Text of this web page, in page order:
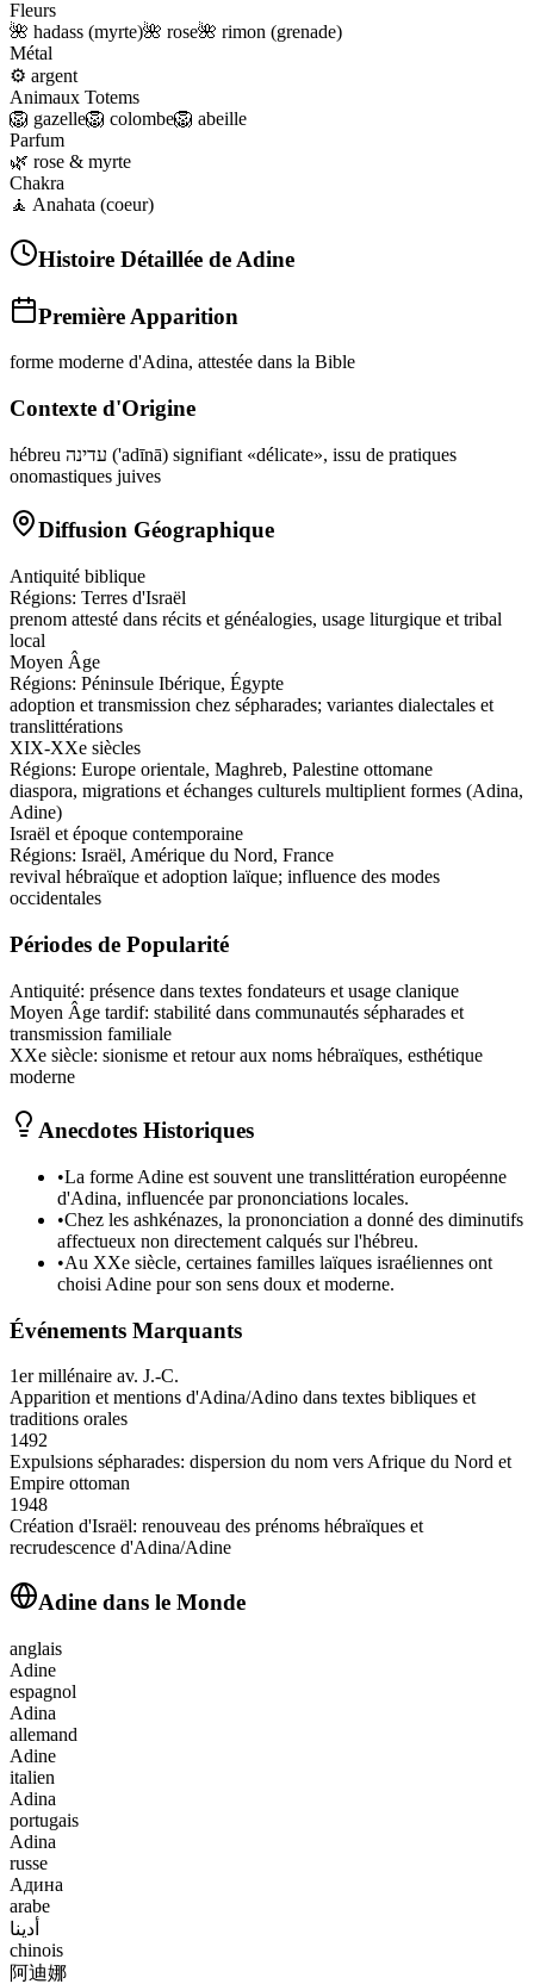
Fleurs
🌺 hadass (myrte)🌺 rose🌺 rimon (grenade)
Métal
⚙️ argent
Animaux Totems
🦁 gazelle🦁 colombe🦁 abeille
Parfum
🌿 rose & myrte
Chakra
🧘 Anahata (coeur)
Histoire Détaillée de Adine
Première Apparition
forme moderne d'Adina, attestée dans la Bible
Contexte d'Origine
hébreu עדינה ('adīnā) signifiant «délicate», issu de pratiques
onomastiques juives
Diffusion Géographique
Antiquité biblique
Régions: Terres d'Israël
prenom attesté dans récits et généalogies, usage liturgique et tribal
local
Moyen Âge
Régions: Péninsule Ibérique, Égypte
adoption et transmission chez sépharades; variantes dialectales et
translittérations
XIX-XXe siècles
Régions: Europe orientale, Maghreb, Palestine ottomane
diaspora, migrations et échanges culturels multiplient formes (Adina,
Adine)
Israël et époque contemporaine
Régions: Israël, Amérique du Nord, France
revival hébraïque et adoption laïque; influence des modes
occidentales
Périodes de Popularité
Antiquité: présence dans textes fondateurs et usage clanique
Moyen Âge tardif: stabilité dans communautés sépharades et
transmission familiale
XXe siècle: sionisme et retour aux noms hébraïques, esthétique
moderne
Anecdotes Historiques
•La forme Adine est souvent une translittération européenne
d'Adina, influencée par prononciations locales.
•Chez les ashkénazes, la prononciation a donné des diminutifs
affectueux non directement calqués sur l'hébreu.
•Au XXe siècle, certaines familles laïques israéliennes ont
choisi Adine pour son sens doux et moderne.
Événements Marquants
1er millénaire av. J.-C.
Apparition et mentions d'Adina/Adino dans textes bibliques et
traditions orales
1492
Expulsions sépharades: dispersion du nom vers Afrique du Nord et
Empire ottoman
1948
Création d'Israël: renouveau des prénoms hébraïques et
recrudescence d'Adina/Adine
Adine dans le Monde
anglais
Adine
espagnol
Adina
allemand
Adine
italien
Adina
portugais
Adina
russe
Адина
arabe
أدينا
chinois
阿迪娜